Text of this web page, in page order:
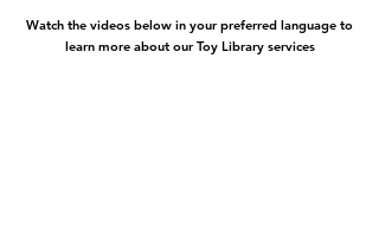
Watch the videos below in your preferred language to
learn more about our Toy Library services